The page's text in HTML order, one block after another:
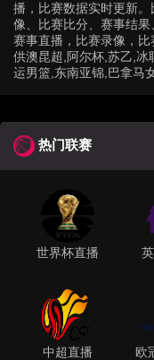
播，比赛数据实时更新
像、比赛比分、赛事结
赛事直播，比赛录像，
供澳昆超,阿尔杯,苏乙,冰
运男篮,东南亚锦,巴拿马
热门联赛
世界杯直播
中超直播 欧